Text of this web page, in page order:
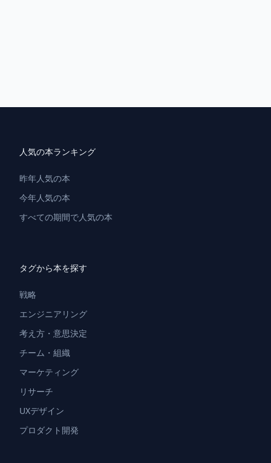
人気の本ランキング
昨年人気の本
今年人気の本
すべての期間で人気の本
タグから本を探す
戦略
エンジニアリング
考え方・意思決定
チーム・組織
マーケティング
リサーチ
UXデザイン
プロダクト開発